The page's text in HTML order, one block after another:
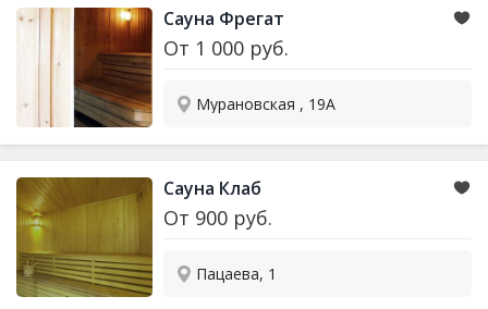
Сауна Фрегат
От 1 000 руб.
Мурановская , 19А
Сауна Клаб
От 900 руб.
Пацаева, 1